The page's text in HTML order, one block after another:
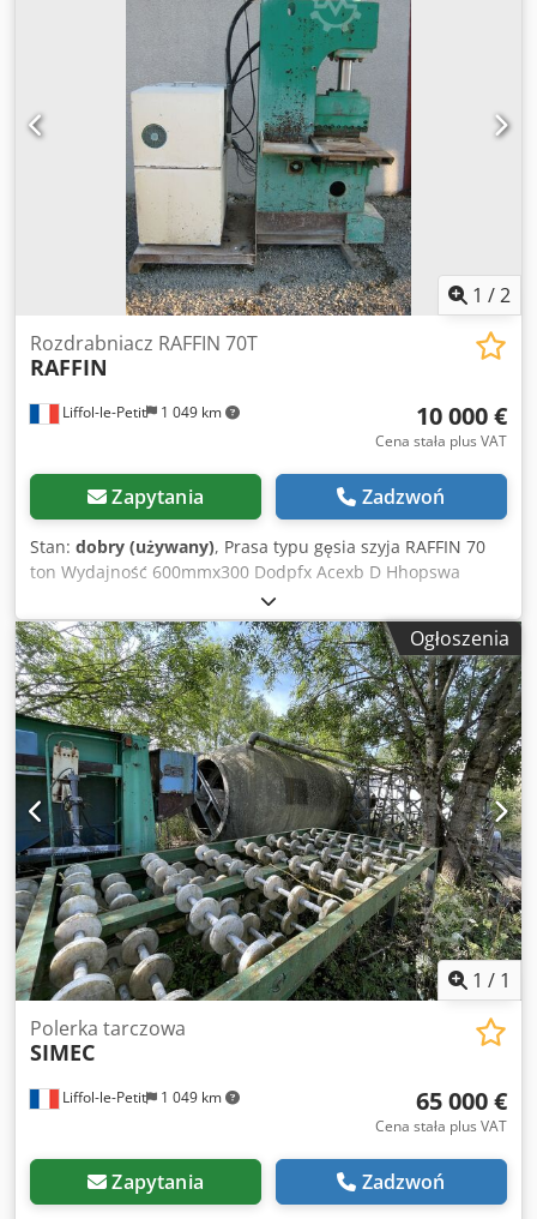
1 /2
Liffol-le-Petit 1 049 km
Rozdrabniacz RAFFIN 70T
RAFFIN
10 000 €
Cena stała plus VAT
Zapytania Zadzwoń
Stan: dobry (używany), Prasa typu gęsia szyja RAFFIN 70
ton Wydajność 600mmx300 Dodpfx Acexb D Hhopswa
Dobry stan ogólny Maszyna zdemontowana, załadunek na
ciężarówkę. Kontakt telefoniczny po francusku, mailowy w
Twoim języku.
Ogłoszenia
1 / 1
Liffol-le-Petit 1 049 km
Polerka tarczowa
SIMEC
65 000 €
Cena stała plus VAT
Zapytania Zadzwoń